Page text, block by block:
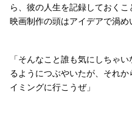
ら、彼の人生を記録しておく
映画制作の頭はアイデアで渦め
「そんなこと誰も気にしちゃ
るようにつぶやいたが、それ
イミングに行こうぜ」